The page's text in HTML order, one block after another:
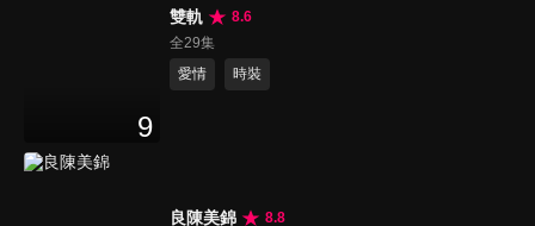
9
雙軌
8.6
全29集
愛情
時裝
良陳美錦
8.8